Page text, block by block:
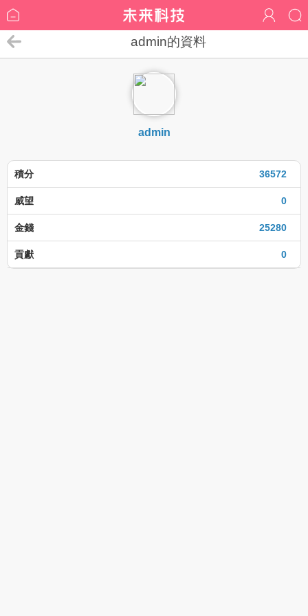
admin的資料
admin
36572
積分
0
威望
25280
金錢
0
貢獻